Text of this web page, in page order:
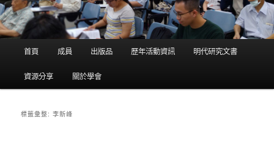
首頁 成員 出版品 歷年活動資訊 明代研究文書
資源分享 關於學會
標籤彙整:李新峰